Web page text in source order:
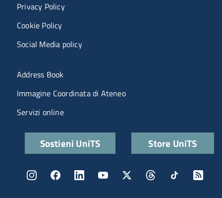
Privacy Policy
Cookie Policy
Social Media policy
Menu portale
Address Book
Immagine Coordinata di Ateneo
Servizi online
Quick linksSostieni UniTS Store UniTS
Menu social